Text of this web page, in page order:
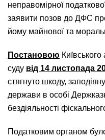
неправомірної
заявити позов до ДФС
йому майнової та
Постановою
суду від 14 листопада
стягнуто шкоду,
держави в особі
бездіяльності
Податковим органом